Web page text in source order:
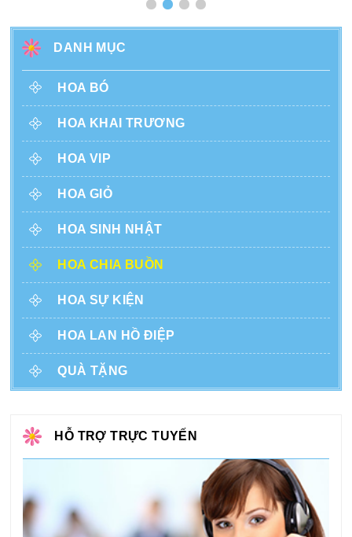
DANH MỤC
HOA BÓ
HOA KHAI TRƯƠNG
HOA VIP
HOA GIỎ
HOA SINH NHẬT
HOA CHIA BUỒN
HOA SỰ KIỆN
HOA LAN HỒ ĐIỆP
QUÀ TẶNG
HỖ TRỢ TRỰC TUYẾN